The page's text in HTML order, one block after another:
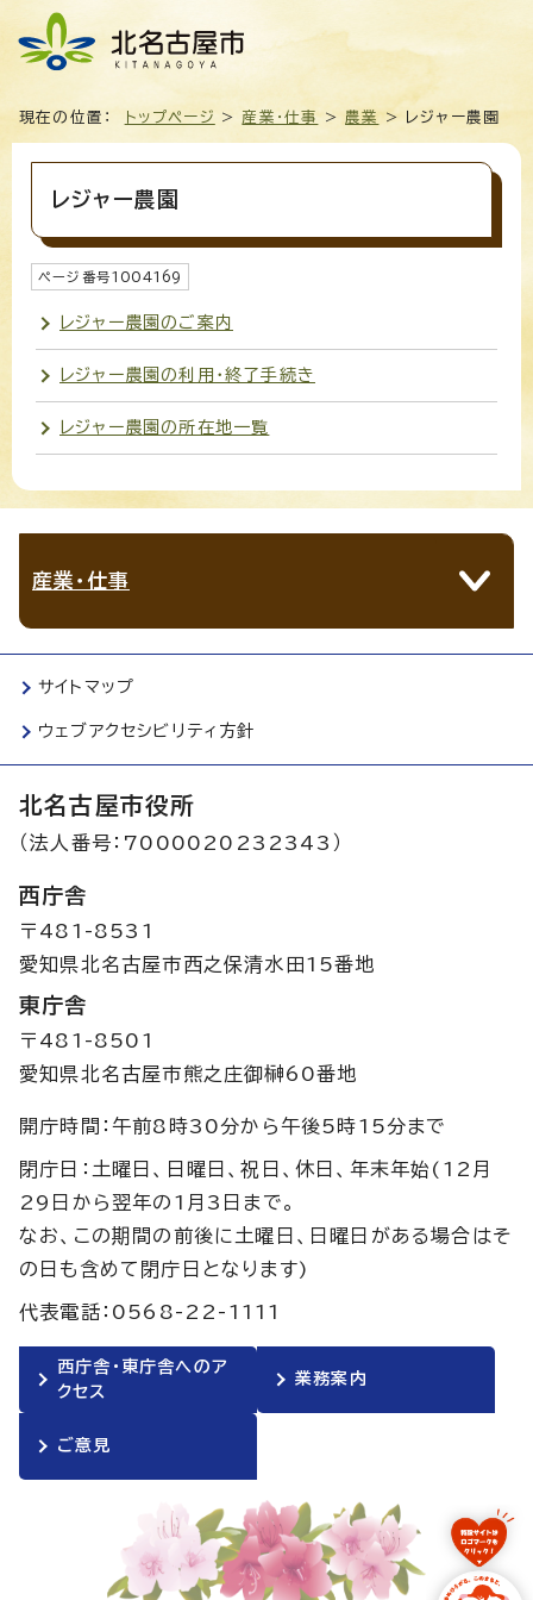
現在の位置： トップページ > 産業・仕事 > 農業 > レジャー農園
レジャー農園
ページ番号1004169
レジャー農園のご案内
レジャー農園の利用・終了手続き
レジャー農園の所在地一覧
産業・仕事
サイトマップ
ウェブアクセシビリティ方針
北名古屋市役所
（法人番号：7000020232343）
西庁舎
〒481-8531
愛知県北名古屋市西之保清水田15番地
東庁舎
〒481-8501
愛知県北名古屋市熊之庄御榊60番地
開庁時間：午前8時30分から午後5時15分まで
閉庁日：土曜日、日曜日、祝日、休日、年末年始(12月
29日から翌年の1月3日まで。
なお、この期間の前後に土曜日、日曜日がある場合はそ
の日も含めて閉庁日となります)
代表電話：0568-22-1111
西庁舎・東庁舎へのア
クセス
業務案内
ご意見